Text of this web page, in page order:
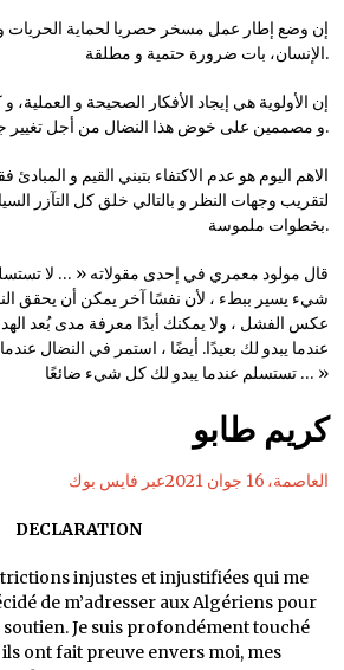
إن وضع إطار عمل مسخر حصريا لحماية الحريات
الإنسان، بات ضرورة حتمية و مطلقة.
إن الأولوية هي إيجاد الأفكار الصحيحة و
و مصممين على خوض هذا النضال من أجل تغيير جذري و سلمي.
الاهم اليوم هو عدم الاكتفاء بتبني القيم و
لتقريب وجهات النظر و بالتالي خلق كل التآزر
بخطوات ملموسة.
قال مولود معمري في إحدى مقولاته « … لا
شيء يسير ببطء ، لأن نفسًا آخر يمكن أن يحقق
عكس الفشل ، ولا يمكنك أبدًا معرفة مدى بُعد
عندما يبدو لك بعيدًا. أيضًا ، استمر في النضال عندما
تستسلم عندما يبدو لك كل شيء ضائعًا … »
كريم طابو
العاصمة، 16 جوان 2021عبر فايس بوك
DECLARATION
injustes et injustifiées qui me
de m’adresser aux Algériens pour
Je suis profondément touché
ont fait preuve envers moi, mes